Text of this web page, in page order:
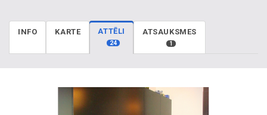
INFO KARTE ATTĒLI
24
ATSAUKSMES
1